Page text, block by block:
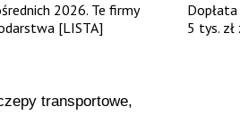
2026. Te firmy
[LISTA]
5 tys.
transportowe,